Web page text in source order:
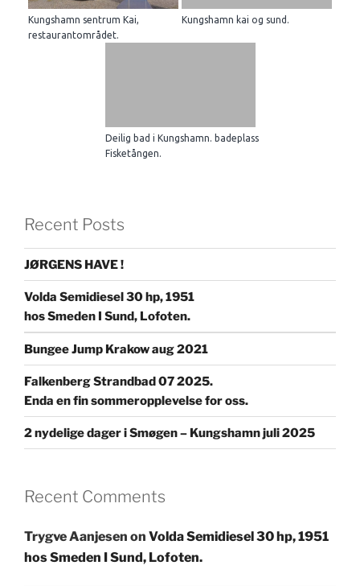
Kungshamn sentrum Kai,
restaurantområdet.
Kungshamn kai og sund.
Deilig bad i Kungshamn. badeplass
Fisketången.
Recent Posts
JØRGENS HAVE !
Volda Semidiesel 30 hp, 1951
hos Smeden I Sund, Lofoten.
Bungee Jump Krakow aug 2021
Falkenberg Strandbad 07 2025.
Enda en fin sommeropplevelse for oss.
2 nydelige dager i Smøgen – Kungshamn juli 2025
Recent Comments
Trygve Aanjesen on Volda Semidiesel 30 hp, 1951
hos Smeden I Sund, Lofoten.